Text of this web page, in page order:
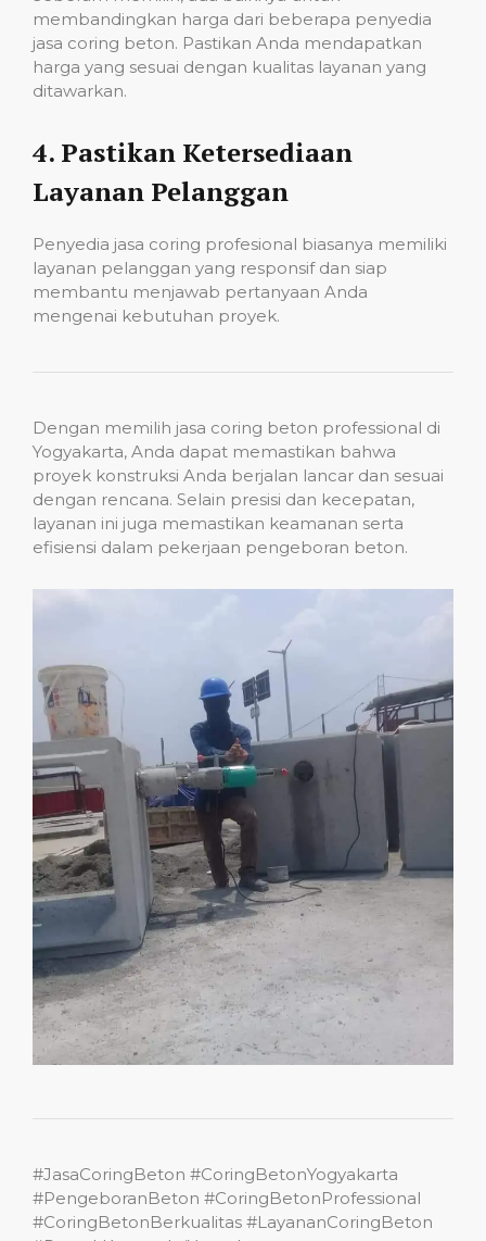
membandingkan harga dari beberapa penyedia
jasa coring beton. Pastikan Anda mendapatkan
harga yang sesuai dengan kualitas layanan yang
ditawarkan.
4. Pastikan Ketersediaan
Layanan Pelanggan
Penyedia jasa coring profesional biasanya memiliki
layanan pelanggan yang responsif dan siap
membantu menjawab pertanyaan Anda
mengenai kebutuhan proyek.
Dengan memilih jasa coring beton professional di
Yogyakarta, Anda dapat memastikan bahwa
proyek konstruksi Anda berjalan lancar dan sesuai
dengan rencana. Selain presisi dan kecepatan,
layanan ini juga memastikan keamanan serta
efisiensi dalam pekerjaan pengeboran beton.
#JasaCoringBeton #CoringBetonYogyakarta
#PengeboranBeton #CoringBetonProfessional
#CoringBetonBerkualitas #LayananCoringBeton